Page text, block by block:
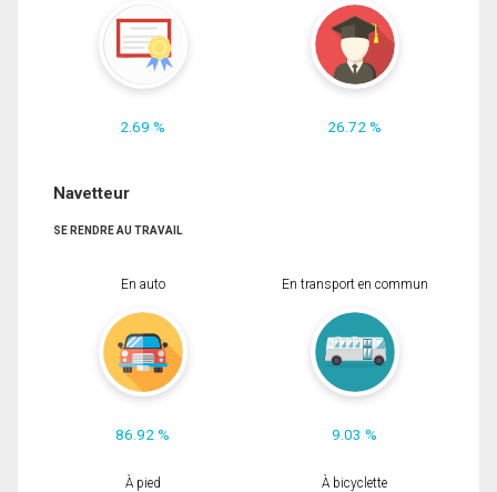
2.69 % 26.72 %
Navetteur
SE RENDRE AU TRAVAIL
En auto
86.92 %
En transport en commun
9.03 %
À pied À bicyclette